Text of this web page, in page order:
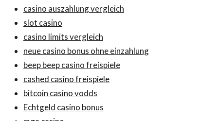
casino auszahlung vergleich
slot casino
casino limits vergleich
neue casino bonus ohne einzahlung
beep beep casino freispiele
cashed casino freispiele
bitcoin casino vodds
Echtgeld casino bonus